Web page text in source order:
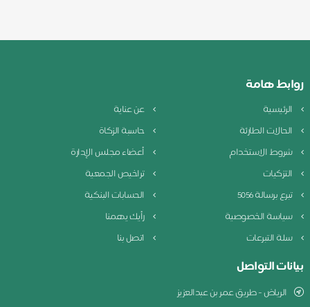
روابط هامة
الرئيسية
عن عناية
الحالات الطارئة
حاسبة الزكاة
شروط الاستخدام
أعضاء مجلس الإدارة
التزكيات
تراخيص الجمعية
تبرع برسالة 5056
الحسابات البنكية
سياسة الخصوصية
رأيك يهمنا
سلة التبرعات
اتصل بنا
بيانات التواصل
الرياض - طريق عمر بن عبدالعزيز